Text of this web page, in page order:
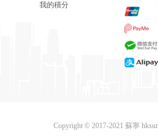
我的積分
Copyright © 2017-2021 蘇寧